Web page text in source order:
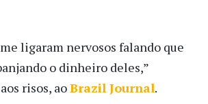
ligaram nervosos falando que
o dinheiro deles,”
risos, aoBrazil Journal.